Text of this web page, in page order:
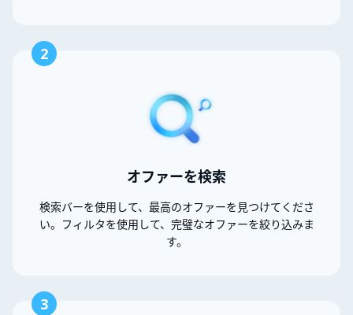
2
オファーを検索
検索バーを使用して、最高のオファーを見つけてくださ
い。フィルタを使用して、完璧なオファーを絞り込みま
す。
3